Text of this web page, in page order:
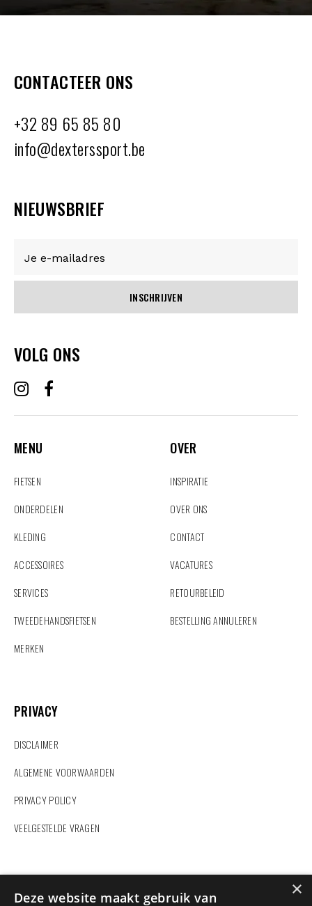
CONTACTEER ONS
+32 89 65 85 80
info@dexterssport.be
NIEUWSBRIEF
INSCHRIJVEN
VOLG ONS
MENU
FIETSEN
ONDERDELEN
KLEDING
ACCESSOIRES
SERVICES
TWEEDEHANDSFIETSEN
MERKEN
OVER
INSPIRATIE
OVER ONS
CONTACT
VACATURES
RETOURBELEID
BESTELLING ANNULEREN
PRIVACY
DISCLAIMER
ALGEMENE VOORWAARDEN
PRIVACY POLICY
VEELGESTELDE VRAGEN
ZOEKEN ×
Deze website maakt gebruik van